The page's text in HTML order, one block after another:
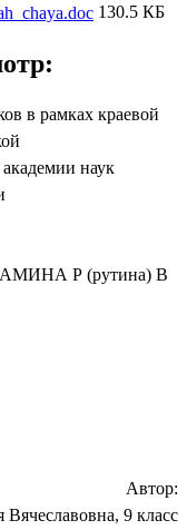
130.5 КБ
в рамках краевой
наук
Р (рутина) В
Автор:
9 класс